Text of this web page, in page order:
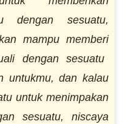
dengan sesuatu,
mampu memberi
dengan sesuatu
untukmu, dan kalau
untuk menimpakan
sesuatu, niscaya